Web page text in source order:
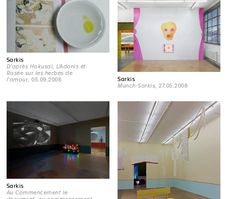
Sarkis
D'après Hokusaï, L'Adonis et
Rosée sur les herbes de
l'amour , 05.09.2008
Sarkis
Munch-Sarkis , 27.05.2008
Sarkis
Au Commencement le